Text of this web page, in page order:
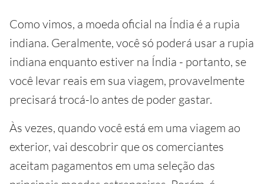
Como vimos, a moeda oficial na Índia é a rupia
indiana. Geralmente, você só poderá usar a rupia
indiana enquanto estiver na Índia - portanto, se
você levar reais em sua viagem, provavelmente
precisará trocá-lo antes de poder gastar.
Às vezes, quando você está em uma viagem ao
exterior, vai descobrir que os comerciantes
aceitam pagamentos em uma seleção das